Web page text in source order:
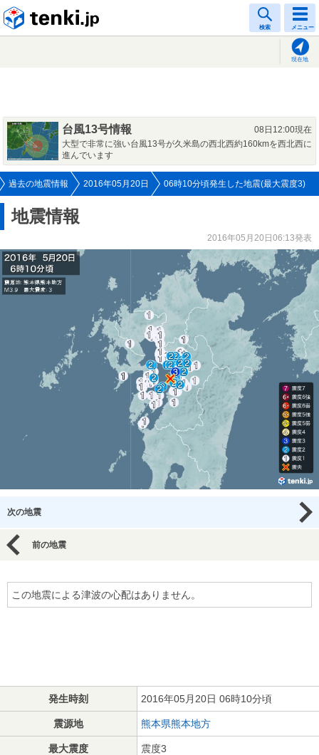
検索 メニュー
現在地
台風13号情報
08日12:00現在
大型で非常に強い台風13号が久米島の西北西約160kmを西北西に
進んでいます
過去の地震情報 2016年05月20日 06時10分頃発生した地震(最大震度3)
地震情報
2016年05月20日06:13発表
次の地震
前の地震
この地震による津波の心配はありません。
発生時刻 2016年05月20日 06時10分頃
震源地 熊本県熊本地方
最大震度 震度3